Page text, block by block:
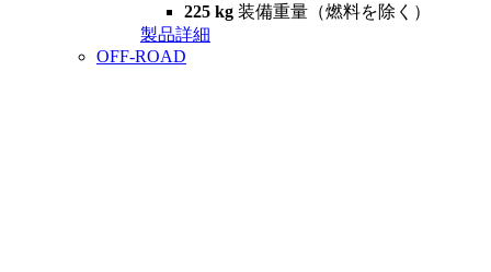
225 kg 装備重量（燃料を除く）
製品詳細
OFF-ROAD